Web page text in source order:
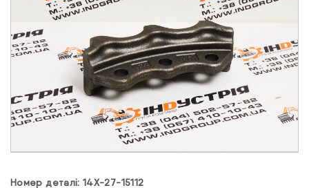
Номер деталі: 14X-27-15112